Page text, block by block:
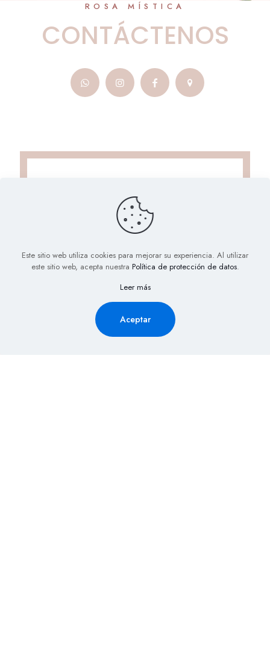
ROSA MÍSTICA
CONTÁCTENOS
Solicita Información aquí y
recibe la cotización de tu
evento al Instante
Este sitio web utiliza cookies para mejorar su experiencia. Al utilizar
este sitio web, acepta nuestra Política de protección de datos.
Leer más
Aceptar